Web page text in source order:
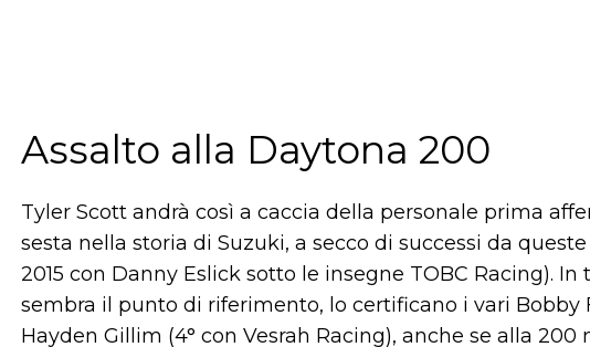
Assalto alla Daytona 200
Tyler Scott andrà così a caccia della personale prima
sesta nella storia di Suzuki, a secco di successi da
2015 con Danny Eslick sotto le insegne TOBC Racing).
sembra il punto di riferimento, lo certificano i vari Bobby
Hayden Gillim (4° con Vesrah Racing), anche se alla